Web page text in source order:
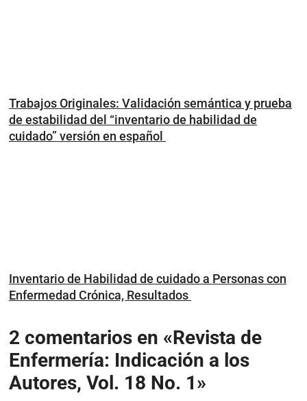
Trabajos Originales: Validación semántica y prueba
de estabilidad del “inventario de habilidad de
cuidado” versión en español
Inventario de Habilidad de cuidado a Personas con
Enfermedad Crónica, Resultados
2 comentarios en «Revista de
Enfermería: Indicación a los
Autores, Vol. 18 No. 1»